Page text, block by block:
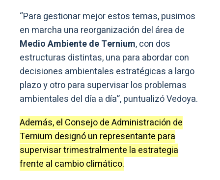
“Para gestionar mejor estos temas, pusimos
en marcha una reorganización del área de
Medio Ambiente de Ternium, con dos
estructuras distintas, una para abordar con
decisiones ambientales estratégicas a largo
plazo y otro para supervisar los problemas
ambientales del día a día”, puntualizó Vedoya.
Además, el Consejo de Administración de
Ternium designó un representante para
supervisar trimestralmente la estrategia
frente al cambio climático.